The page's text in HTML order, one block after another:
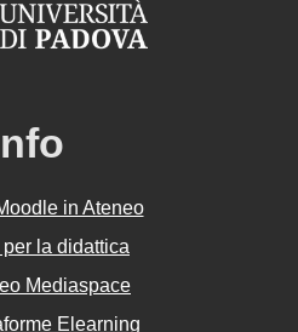
in Ateneo
la didattica
Mediaspace
Elearning